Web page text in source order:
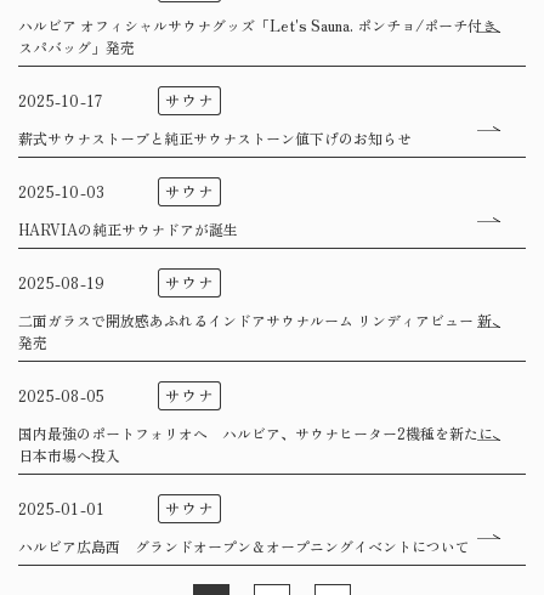
ハルビア オフィシャルサウナグッズ「Let's Sauna. ポンチョ/ポーチ付き
スパバッグ」発売
2025-10-17 サウナ
薪式サウナストーブと純正サウナストーン値下げのお知らせ
2025-10-03 サウナ
HARVIAの純正サウナドアが誕生
2025-08-19 サウナ
二面ガラスで開放感あふれるインドアサウナルーム リンディアビュー 新
発売
2025-08-05 サウナ
国内最強のポートフォリオへ ハルビア、サウナヒーター2機種を新たに
日本市場へ投入
2025-01-01 サウナ
ハルビア広島西 グランドオープン＆オープニングイベントについて